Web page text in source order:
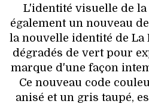
L'identité visuelle de
également un nouveau
la nouvelle identité de La
dégradés de vert pour
marque d'une façon
Ce nouveau code
anisé et un gris taupé,